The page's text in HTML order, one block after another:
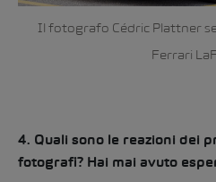
Il fotografo Cédric Plattner
Ferrari
4. Quali sono le reazioni dei
fotografi? Hai mai avuto